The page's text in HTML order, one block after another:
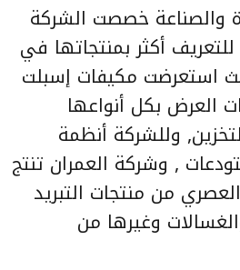
والصناعة خصصت الشركة
أكثر بمنتجاتها في
استعرضت مكيفات إسبلت
العرض بكل أنواعها
وللشركة أنظمة
, وشركة العمران تنتج
من منتجات التبريد
وغيرها من